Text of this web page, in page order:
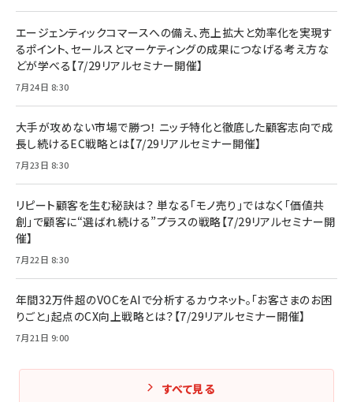
エージェンティックコマースへの備え、売上拡大と効率化を実現す
るポイント、セールスとマーケティングの成果につなげる考え方な
どが学べる【7/29リアルセミナー開催】
7月24日 8:30
大手が攻めない市場で勝つ！ ニッチ特化と徹底した顧客志向で成
長し続けるEC戦略とは【7/29リアルセミナー開催】
7月23日 8:30
リピート顧客を生む秘訣は？ 単なる「モノ売り」ではなく「価値共
創」で顧客に“選ばれ続ける”プラスの戦略【7/29リアルセミナー開
催】
7月22日 8:30
年間32万件超のVOCをAIで分析するカウネット。「お客さまのお困
りごと」起点のCX向上戦略とは？【7/29リアルセミナー開催】
7月21日 9:00
すべて見る